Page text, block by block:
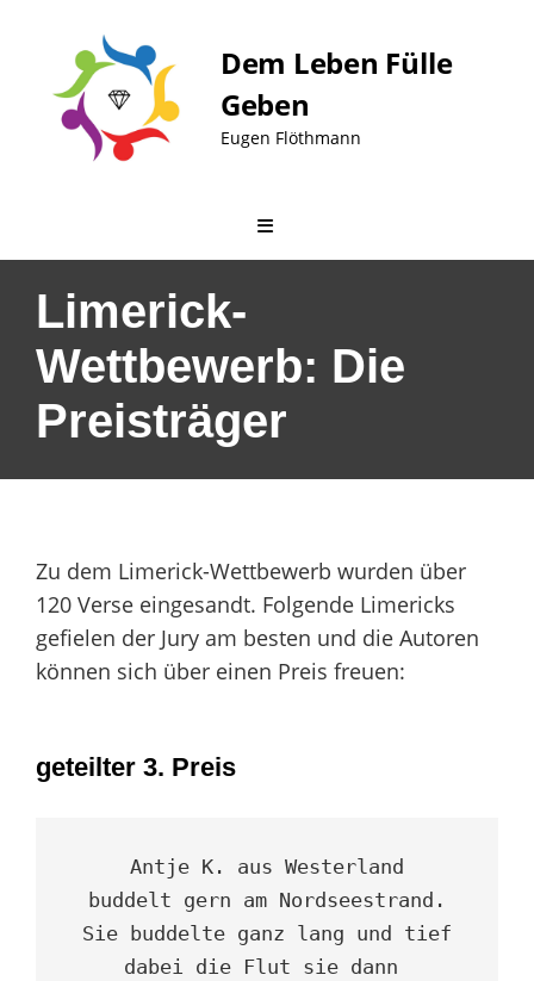
content
Dem Leben Fülle
Geben
Eugen Flöthmann
Limerick-
Wettbewerb: Die
Preisträger
Zu dem Limerick-Wettbewerb wurden über
120 Verse eingesandt. Folgende Limericks
gefielen der Jury am besten und die Autoren
können sich über einen Preis freuen:
geteilter 3. Preis
Antje K. aus Westerland
buddelt gern am Nordseestrand.
Sie buddelte ganz lang und tief
dabei die Flut sie dann